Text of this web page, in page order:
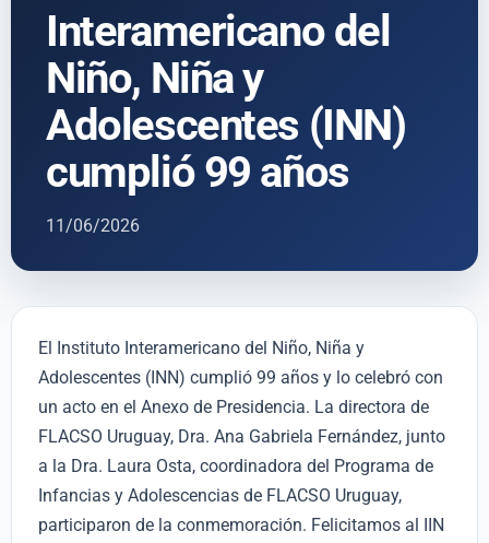
Interamericano del
Niño, Niña y
Adolescentes (INN)
cumplió 99 años
11/06/2026
El Instituto Interamericano del Niño, Niña y
Adolescentes (INN) cumplió 99 años y lo celebró con
un acto en el Anexo de Presidencia. La directora de
FLACSO Uruguay, Dra. Ana Gabriela Fernández, junto
a la Dra. Laura Osta, coordinadora del Programa de
Infancias y Adolescencias de FLACSO Uruguay,
participaron de la conmemoración. Felicitamos al IIN